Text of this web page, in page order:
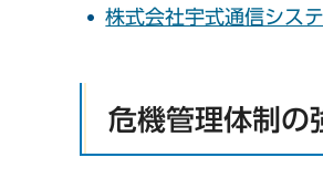
株式会社宇式通信シス
危機管理体制の